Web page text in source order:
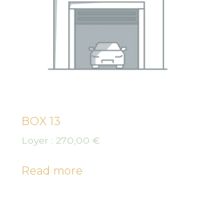
BOX 13
Loyer : 270,00 €
Read more